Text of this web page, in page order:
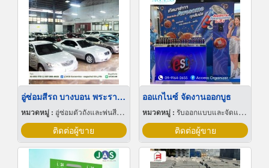
อู่ซ่อมสีรถ บางบอน พระราม2
หมวดหมู่ : อู่ซ่อมตัวถังและพ่นสีรถยนต์
ติดต่อผู้ขาย
ออแกไนซ์ จัดงานออกบูธ
หมวดหมู่ : รับออกแบบและจัดแสดงนิทรรศการ
ติดต่อผู้ขาย